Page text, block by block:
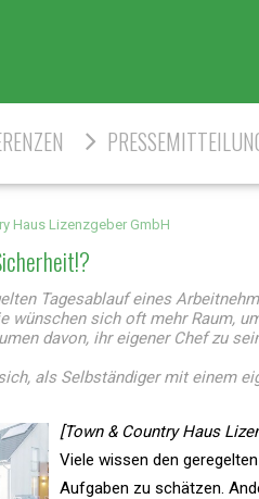
Haus Lizenzgeber GmbH
Tagesablauf eines
sich oft mehr Raum,
davon, ihr eigener Chef zu
als Selbständiger mit einem
[Town & Country Haus
Viele wissen den
Aufgaben zu schätzen.